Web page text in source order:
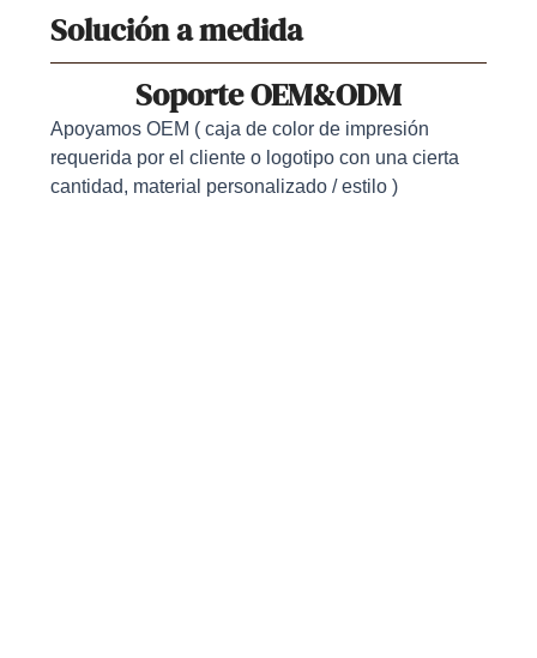
Solución a medida
Soporte OEM&ODM
Apoyamos OEM ( caja de color de impresión
requerida por el cliente o logotipo con una cierta
cantidad, material personalizado / estilo )